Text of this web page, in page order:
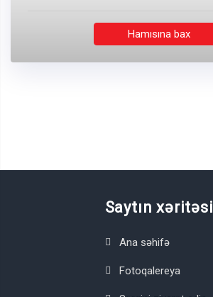
Hamısına bax
Saytın xəritəsi
Ana səhifə
Fotoqalereya